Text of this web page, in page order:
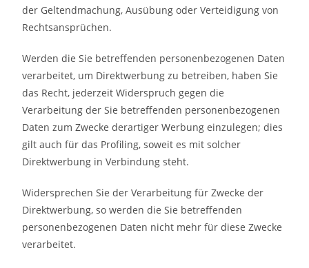
der Geltendmachung, Ausübung oder Verteidigung von
Rechtsansprüchen.
Werden die Sie betreffenden personenbezogenen Daten
verarbeitet, um Direktwerbung zu betreiben, haben Sie
das Recht, jederzeit Widerspruch gegen die
Verarbeitung der Sie betreffenden personenbezogenen
Daten zum Zwecke derartiger Werbung einzulegen; dies
gilt auch für das Profiling, soweit es mit solcher
Direktwerbung in Verbindung steht.
Widersprechen Sie der Verarbeitung für Zwecke der
Direktwerbung, so werden die Sie betreffenden
personenbezogenen Daten nicht mehr für diese Zwecke
verarbeitet.